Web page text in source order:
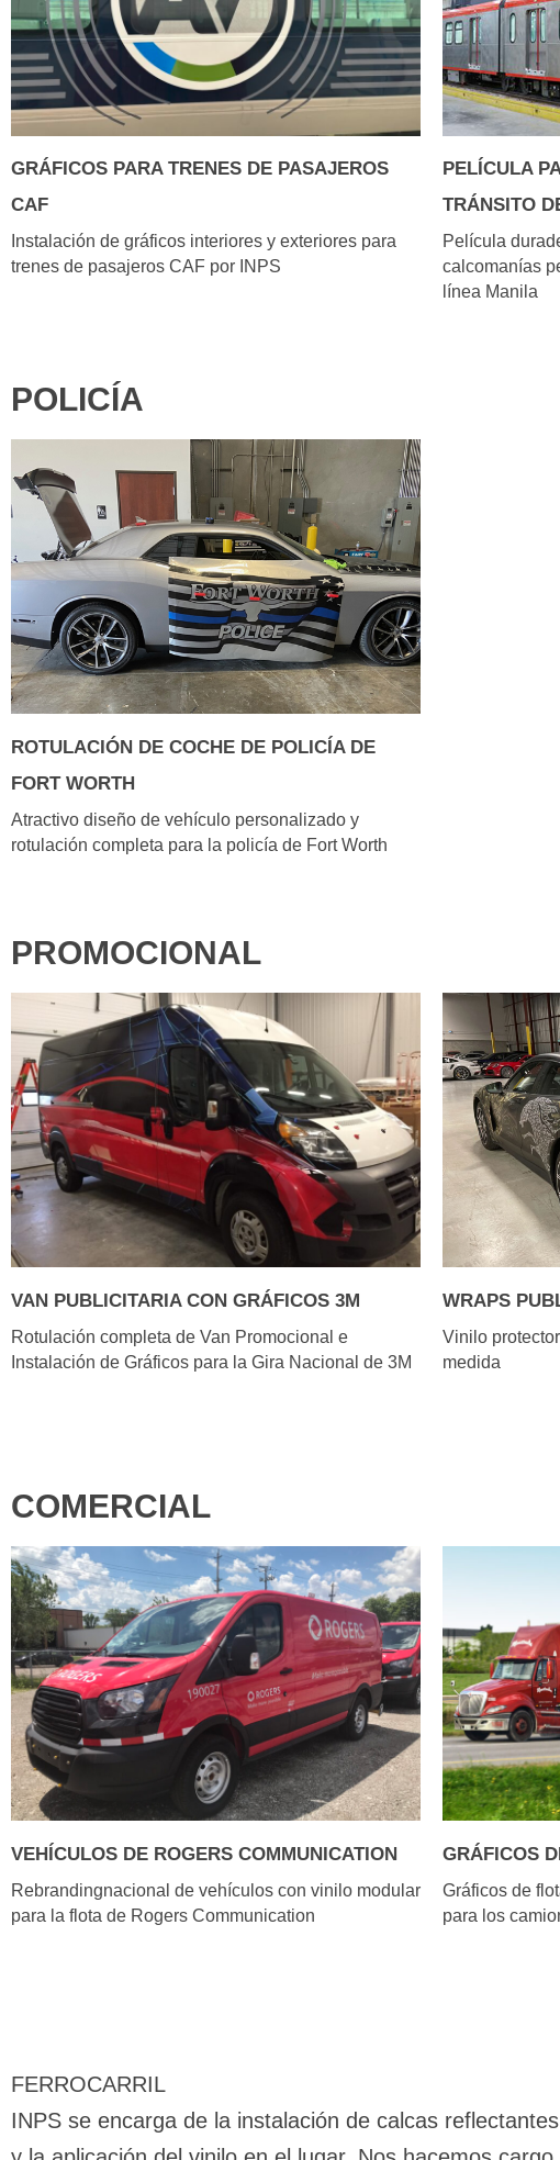
GRÁFICOS PARA TRENES DE PASAJEROS
CAF
Instalación de gráficos interiores y exteriores para
trenes de pasajeros CAF por INPS
PELÍCULA
TRÁNSITO
Película
calcomanías
línea Manila
POLICÍA
ROTULACIÓN DE COCHE DE POLICÍA DE
FORT WORTH
Atractivo diseño de vehículo personalizado y
rotulación completa para la policía de Fort Worth
PROMOCIONAL
VAN PUBLICITARIA CON GRÁFICOS 3M
Rotulación completa de Van Promocional e
Instalación de Gráficos para la Gira Nacional de 3M
WRAPS
Vinilo
medida
COMERCIAL
VEHÍCULOS DE ROGERS COMMUNICATION
Rebrandingnacional de vehículos con vinilo modular
para la flota de Rogers Communication
GRÁFICOS
Gráficos de
para los
FERROCARRIL
INPS se encarga de la instalación de calcas